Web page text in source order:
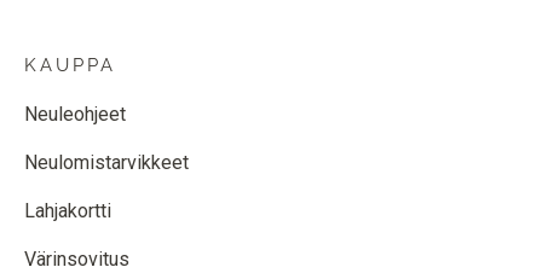
KAUPPA
Neuleohjeet
Neulomistarvikkeet
Lahjakortti
Värinsovitus